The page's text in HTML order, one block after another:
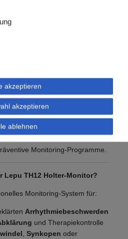
im Alltag
Rekordergehäuse
auch während normaler
Monitoring-Programme.
Lepu TH12 Holter-Monitor?
Monitoring-System für:
Arrhythmiebeschwerden
und Therapiekontrolle
Synkopen oder
akzeptieren
akzeptieren
ablehnen